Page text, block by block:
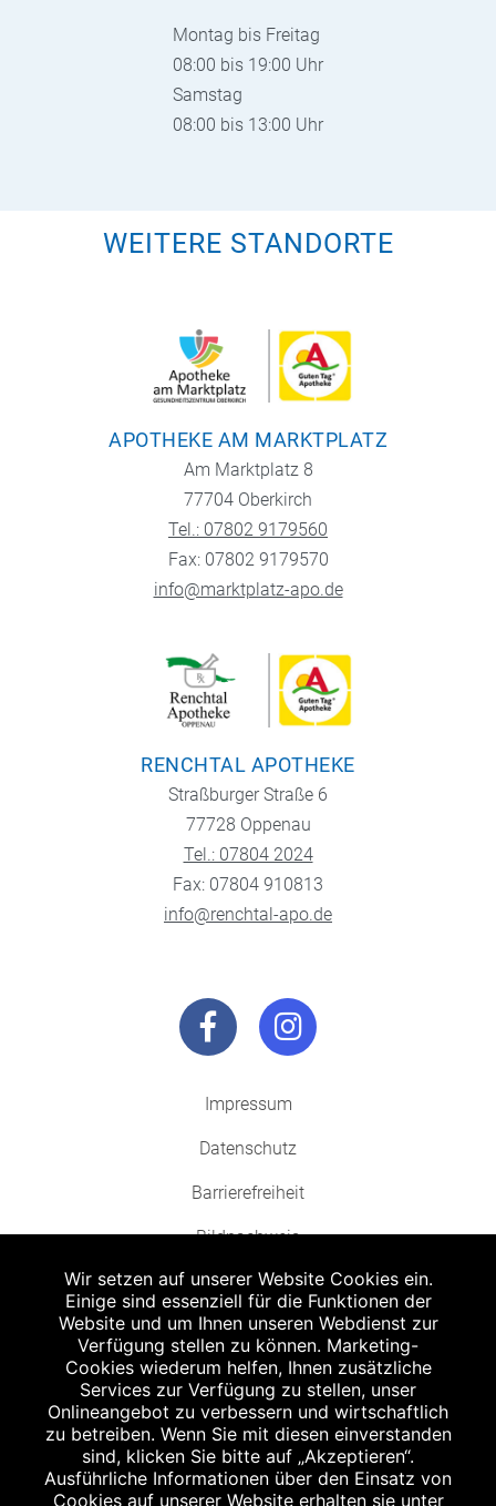
Montag bis Freitag
08:00 bis 19:00 Uhr
Samstag
08:00 bis 13:00 Uhr
WEITERE STANDORTE
APOTHEKE AM MARKTPLATZ
Am Marktplatz 8
77704 Oberkirch
Tel.: 07802 9179560
Fax: 07802 9179570
info@marktplatz-apo.de
RENCHTAL APOTHEKE
Straßburger Straße 6
77728 Oppenau
Tel.: 07804 2024
Fax: 07804 910813
info@renchtal-apo.de
Impressum
Datenschutz
Barrierefreiheit
Bildnachweis
Abgabe in haushaltsüblichen Mengen, solange der Vorrat reicht. Für Druck-
und Satzfehler keine Haftung.
Zu Risiken und Nebenwirkungen lesen Sie die Packungsbeilage und fragen
Sie Ihren Arzt oder Apotheker.
Angabe nach der deutschen Arzneimitteltaxe Apothekenerstattungspreis
(AEP). Der AEP ist keine unverbindliche Preisempfehlung der Hersteller. Der
AEP ist ein von den Apotheken in Ansatz gebrachter Preis für rezeptfreie
Wir setzen auf unserer Website Cookies ein.
Einige sind essenziell für die Funktionen der
Website und um Ihnen unseren Webdienst zur
Verfügung stellen zu können. Marketing-
Cookies wiederum helfen, Ihnen zusätzliche
Services zur Verfügung zu stellen, unser
Onlineangebot zu verbessern und wirtschaftlich
zu betreiben. Wenn Sie mit diesen einverstanden
sind, klicken Sie bitte auf „Akzeptieren“.
Ausführliche Informationen über den Einsatz von
Cookies auf unserer Website erhalten sie unter